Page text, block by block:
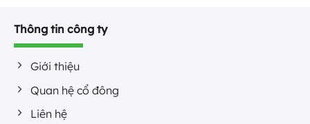
Thông tin công ty
Giới thiệu
Quan hệ cổ đông
Liên hệ